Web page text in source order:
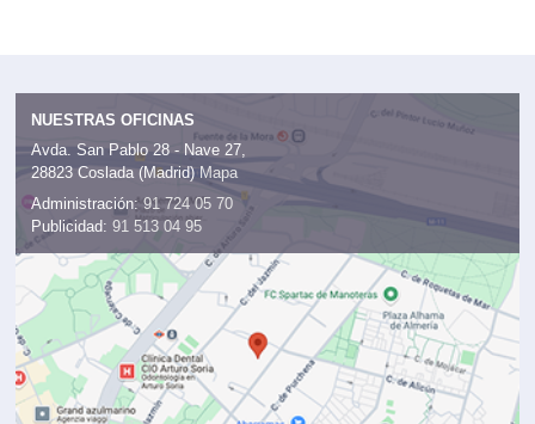
NUESTRAS OFICINAS
Avda. San Pablo 28 - Nave 27,
28823 Coslada (Madrid) Mapa
Administración: 91 724 05 70
Publicidad: 91 513 04 95